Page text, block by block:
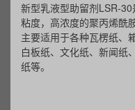
新型乳液型助留剂LSR-
粘度，高浓度的聚丙烯酰
主要适用于各种瓦楞纸、
白板纸、文化纸、新闻纸
纸等。